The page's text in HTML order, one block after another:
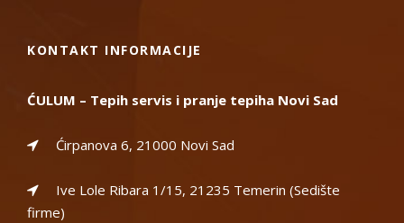
KONTAKT INFORMACIJE
ĆULUM – Tepih servis i pranje tepiha Novi Sad
Ćirpanova 6, 21000 Novi Sad
Ive Lole Ribara 1/15, 21235 Temerin (Sedište
firme)